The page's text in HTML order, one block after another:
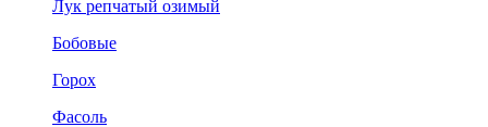
Лук репчатый озимый
Бобовые
Горох
Фасоль